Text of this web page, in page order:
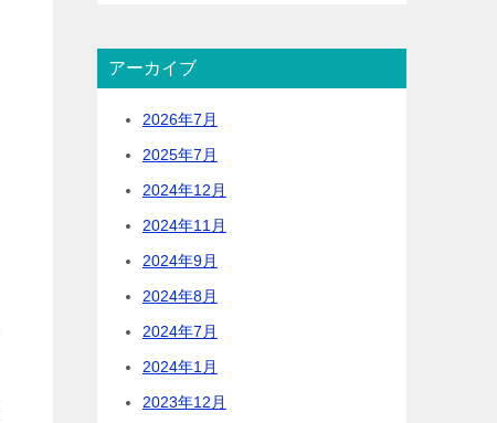
アーカイブ
2026年7月
2025年7月
2024年12月
2024年11月
2024年9月
2024年8月
2024年7月
2024年1月
2023年12月